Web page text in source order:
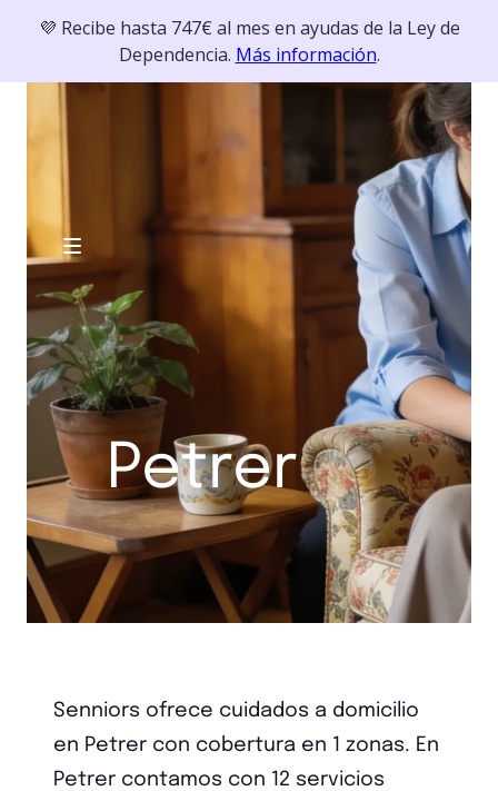
💜 Recibe hasta 747€ al mes en ayudas de la Ley de
Dependencia. Más información.
Petrer
Senniors ofrece cuidados a domicilio
en Petrer con cobertura en 1 zonas. En
Petrer contamos con 12 servicios